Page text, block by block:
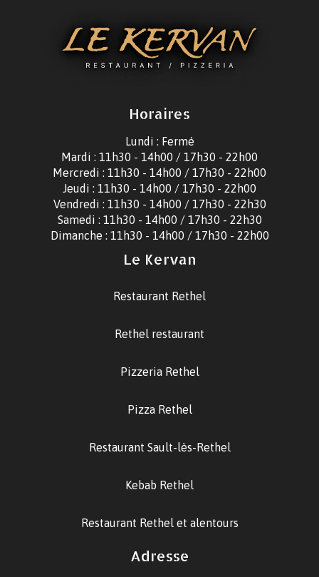
Horaires
Lundi : Fermé
Mardi : 11h30 - 14h00 / 17h30 - 22h00
Mercredi : 11h30 - 14h00 / 17h30 - 22h00
Jeudi : 11h30 - 14h00 / 17h30 - 22h00
Vendredi : 11h30 - 14h00 / 17h30 - 22h30
Samedi : 11h30 - 14h00 / 17h30 - 22h30
Dimanche : 11h30 - 14h00 / 17h30 - 22h00
Le Kervan
Restaurant Rethel
Rethel restaurant
Pizzeria Rethel
Pizza Rethel
Restaurant Sault-lès-Rethel
Kebab Rethel
Restaurant Rethel et alentours
Adresse